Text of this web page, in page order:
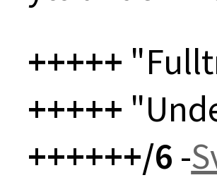
+++++
+++++
++++++/6 -